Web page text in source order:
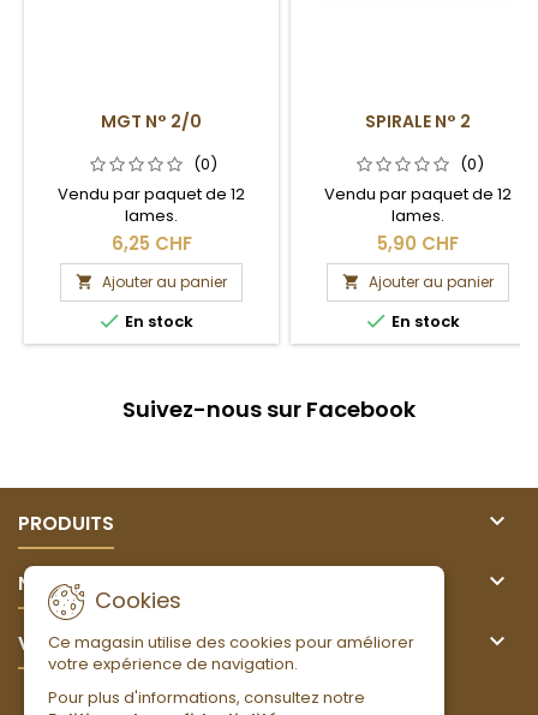
MGT N° 2/0
(0)
Vendu par paquet de 12
lames.
6,25 CHF
 Ajouter au panier
 En stock
SPIRALE N° 2
(0)
Vendu par paquet de 12
lames.
5,90 CHF
 Ajouter au panier
 En stock
Suivez-nous sur Facebook
PRODUITS 
NOTRE SOCIÉTÉ 
VOTRE COMPTE 
Cookies
Ce magasin utilise des cookies pour améliorer
votre expérience de navigation.
Pour plus d'informations, consultez notre
LETTRE D'INFORMATIONS